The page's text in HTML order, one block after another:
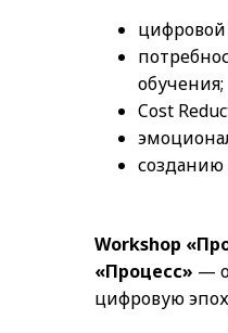
обучения;
Cost
Workshop
«Процесс» —
цифровую